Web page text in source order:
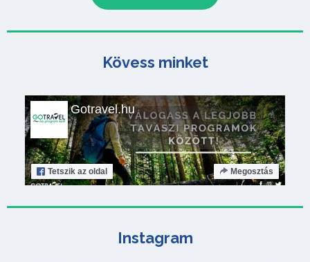
Kövess minket
Gotravel.hu
Tetszik az oldal Megosztás
Instagram